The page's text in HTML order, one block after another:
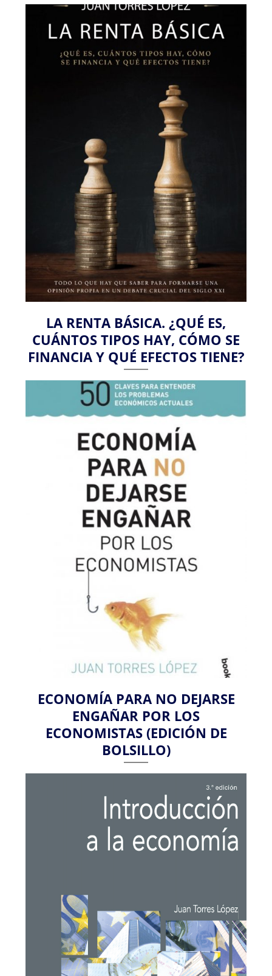
LA RENTA BÁSICA. ¿QUÉ ES,
CUÁNTOS TIPOS HAY, CÓMO SE
FINANCIA Y QUÉ EFECTOS TIENE?
ECONOMÍA PARA NO DEJARSE
ENGAÑAR POR LOS
ECONOMISTAS (EDICIÓN DE
BOLSILLO)